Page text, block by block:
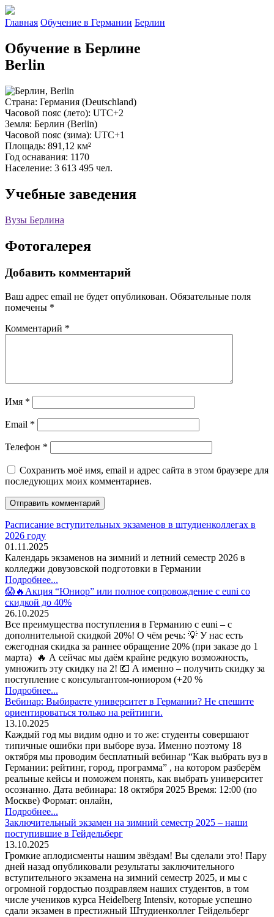
Главная Обучение в Германии Берлин
Обучение в Берлине
Berlin
Страна: Германия (Deutschland)
Часовой пояс (лето): UTC+2
Земля: Берлин (Berlin)
Часовой пояс (зима): UTC+1
Площадь: 891,12 км²
Год оснавания: 1170
Население: 3 613 495 чел.
Учебные заведения
Вузы Берлина
Фотогалерея
Добавить комментарий
Ваш адрес email не будет опубликован. Обязательные поля
помечены *
Комментарий *
Имя *
Email *
Телефон *
Сохранить моё имя, email и адрес сайта в этом браузере для
последующих моих комментариев.
Расписание вступительных экзаменов в штудиенколлегах в
2026 году
01.11.2025
Календарь экзаменов на зимний и летний семестр 2026 в
колледжи довузовской подготовки в Германии
Подробнее...
😱🔥Акция “Юниор” или полное сопровождение с euni со
скидкой до 40%
26.10.2025
Все преимущества поступления в Германию с euni – с
дополнительной скидкой 20%! О чём речь: 💡 У нас есть
ежегодная скидка за раннее обращение 20% (при заказе до 1
марта) 🔥 А сейчас мы даём крайне редкую возможность,
умножить эту скидку на 2! 💶 А именно – получить скидку за
поступление с консультантом-юниором (+20 %
Подробнее...
Вебинар: Выбираете университет в Германии? Не спешите
ориентироваться только на рейтинги.
13.10.2025
Каждый год мы видим одно и то же: студенты совершают
типичные ошибки при выборе вуза. Именно поэтому 18
октября мы проводим бесплатный вебинар “Как выбрать вуз в
Германии: рейтинг, город, программа” , на котором разберём
реальные кейсы и поможем понять, как выбрать университет
осознанно. Дата вебинара: 18 октября 2025 Время: 12:00 (по
Москве) Формат: онлайн,
Подробнее...
Заключительный экзамен на зимний семестр 2025 – наши
поступившие в Гейдельберг
13.10.2025
Громкие аплодисменты нашим звёздам! Вы сделали это! Пару
дней назад опубликовали результаты заключительного
вступительного экзамена на зимний семестр 2025, и мы с
огромной гордостью поздравляем наших студентов, в том
числе учеников курса Heidelberg Intensiv, которые успешно
сдали экзамен в престижный Штудиенколлег Гейдельберг